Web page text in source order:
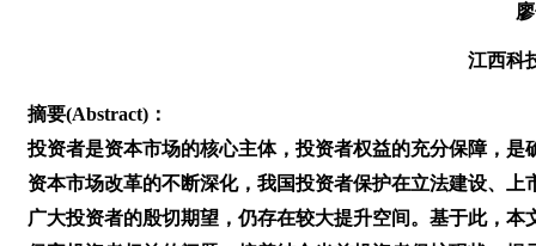
江西科
摘要(Abstract)：
投资者是资本市场的核心主体，投资者权益的充分保障，
资本市场改革的不断深化，我国投资者保护在立法建设、
广大投资者的殷切期望，仍存在较大提升空间。基于此，